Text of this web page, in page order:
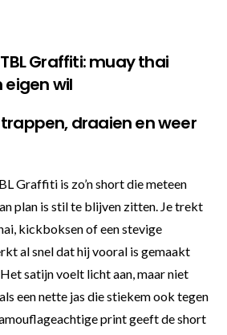
Graffiti: muay thai
wil
draaien en weer
Graffiti is zo’n short die meteen
plan is stil te blijven zitten. Je trekt
kickboksen of een stevige
al snel dat hij vooral is gemaakt
satijn voelt licht aan, maar niet
een nette jas die stiekem ook tegen
print geeft de short